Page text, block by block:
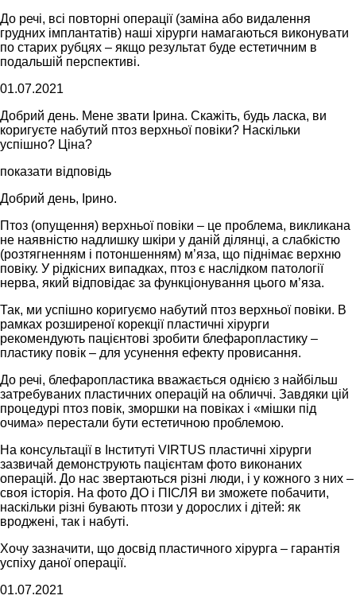
До речі, всі повторні операції (заміна або видалення
грудних імплантатів) наші хірурги намагаються виконувати
по старих рубцях – якщо результат буде естетичним в
подальшій перспективі.
01.07.2021
Добрий день. Мене звати Ірина. Скажіть, будь ласка, ви
коригуєте набутий птоз верхньої повіки? Наскільки
успішно? Ціна?
показати відповідь
Добрий день, Ірино.
Птоз (опущення) верхньої повіки – це проблема, викликана
не наявністю надлишку шкіри у даній ділянці, а слабкістю
(розтягненням і потоншенням) м’яза, що піднімає верхню
повіку. У рідкісних випадках, птоз є наслідком патології
нерва, який відповідає за функціонування цього м’яза.
Так, ми успішно коригуємо набутий птоз верхньої повіки. В
рамках розширеної корекції пластичні хірурги
рекомендують пацієнтові зробити блефаропластику –
пластику повік – для усунення ефекту провисання.
До речі, блефаропластика вважається однією з найбільш
затребуваних пластичних операцій на обличчі. Завдяки цій
процедурі птоз повік, зморшки на повіках і «мішки під
очима» перестали бути естетичною проблемою.
На консультації в Інституті VIRTUS пластичні хірурги
зазвичай демонструють пацієнтам фото виконаних
операцій. До нас звертаються різні люди, і у кожного з них –
своя історія. На фото ДО і ПІСЛЯ ви зможете побачити,
наскільки різні бувають птози у дорослих і дітей: як
вроджені, так і набуті.
Хочу зазначити, що досвід пластичного хірурга – гарантія
успіху даної операції.
01.07.2021